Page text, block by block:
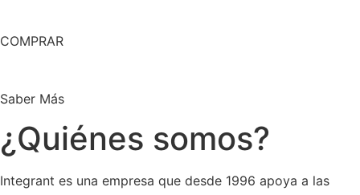
COMPRAR
Saber Más
¿Quiénes somos?
Integrant es una empresa que desde 1996 apoya a las